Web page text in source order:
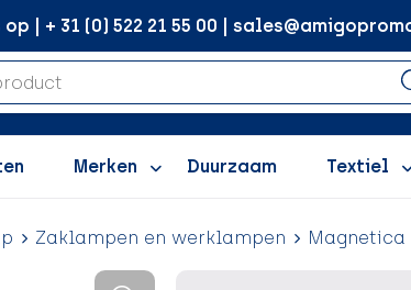
| + 31 (0) 522 21 55 00 |
Merken Duurzaam Textiel
Zaklampen en werklampen